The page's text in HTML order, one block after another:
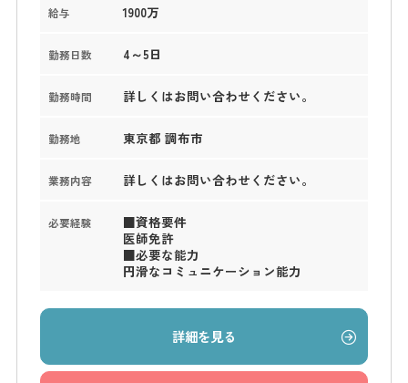
給与 1900万
勤務日数 4～5日
勤務時間 詳しくはお問い合わせください。
勤務地 東京都 調布市
業務内容 詳しくはお問い合わせください。
必要経験
■資格要件
医師免許
■必要な能力
円滑なコミュニケーション能力
詳細を見る